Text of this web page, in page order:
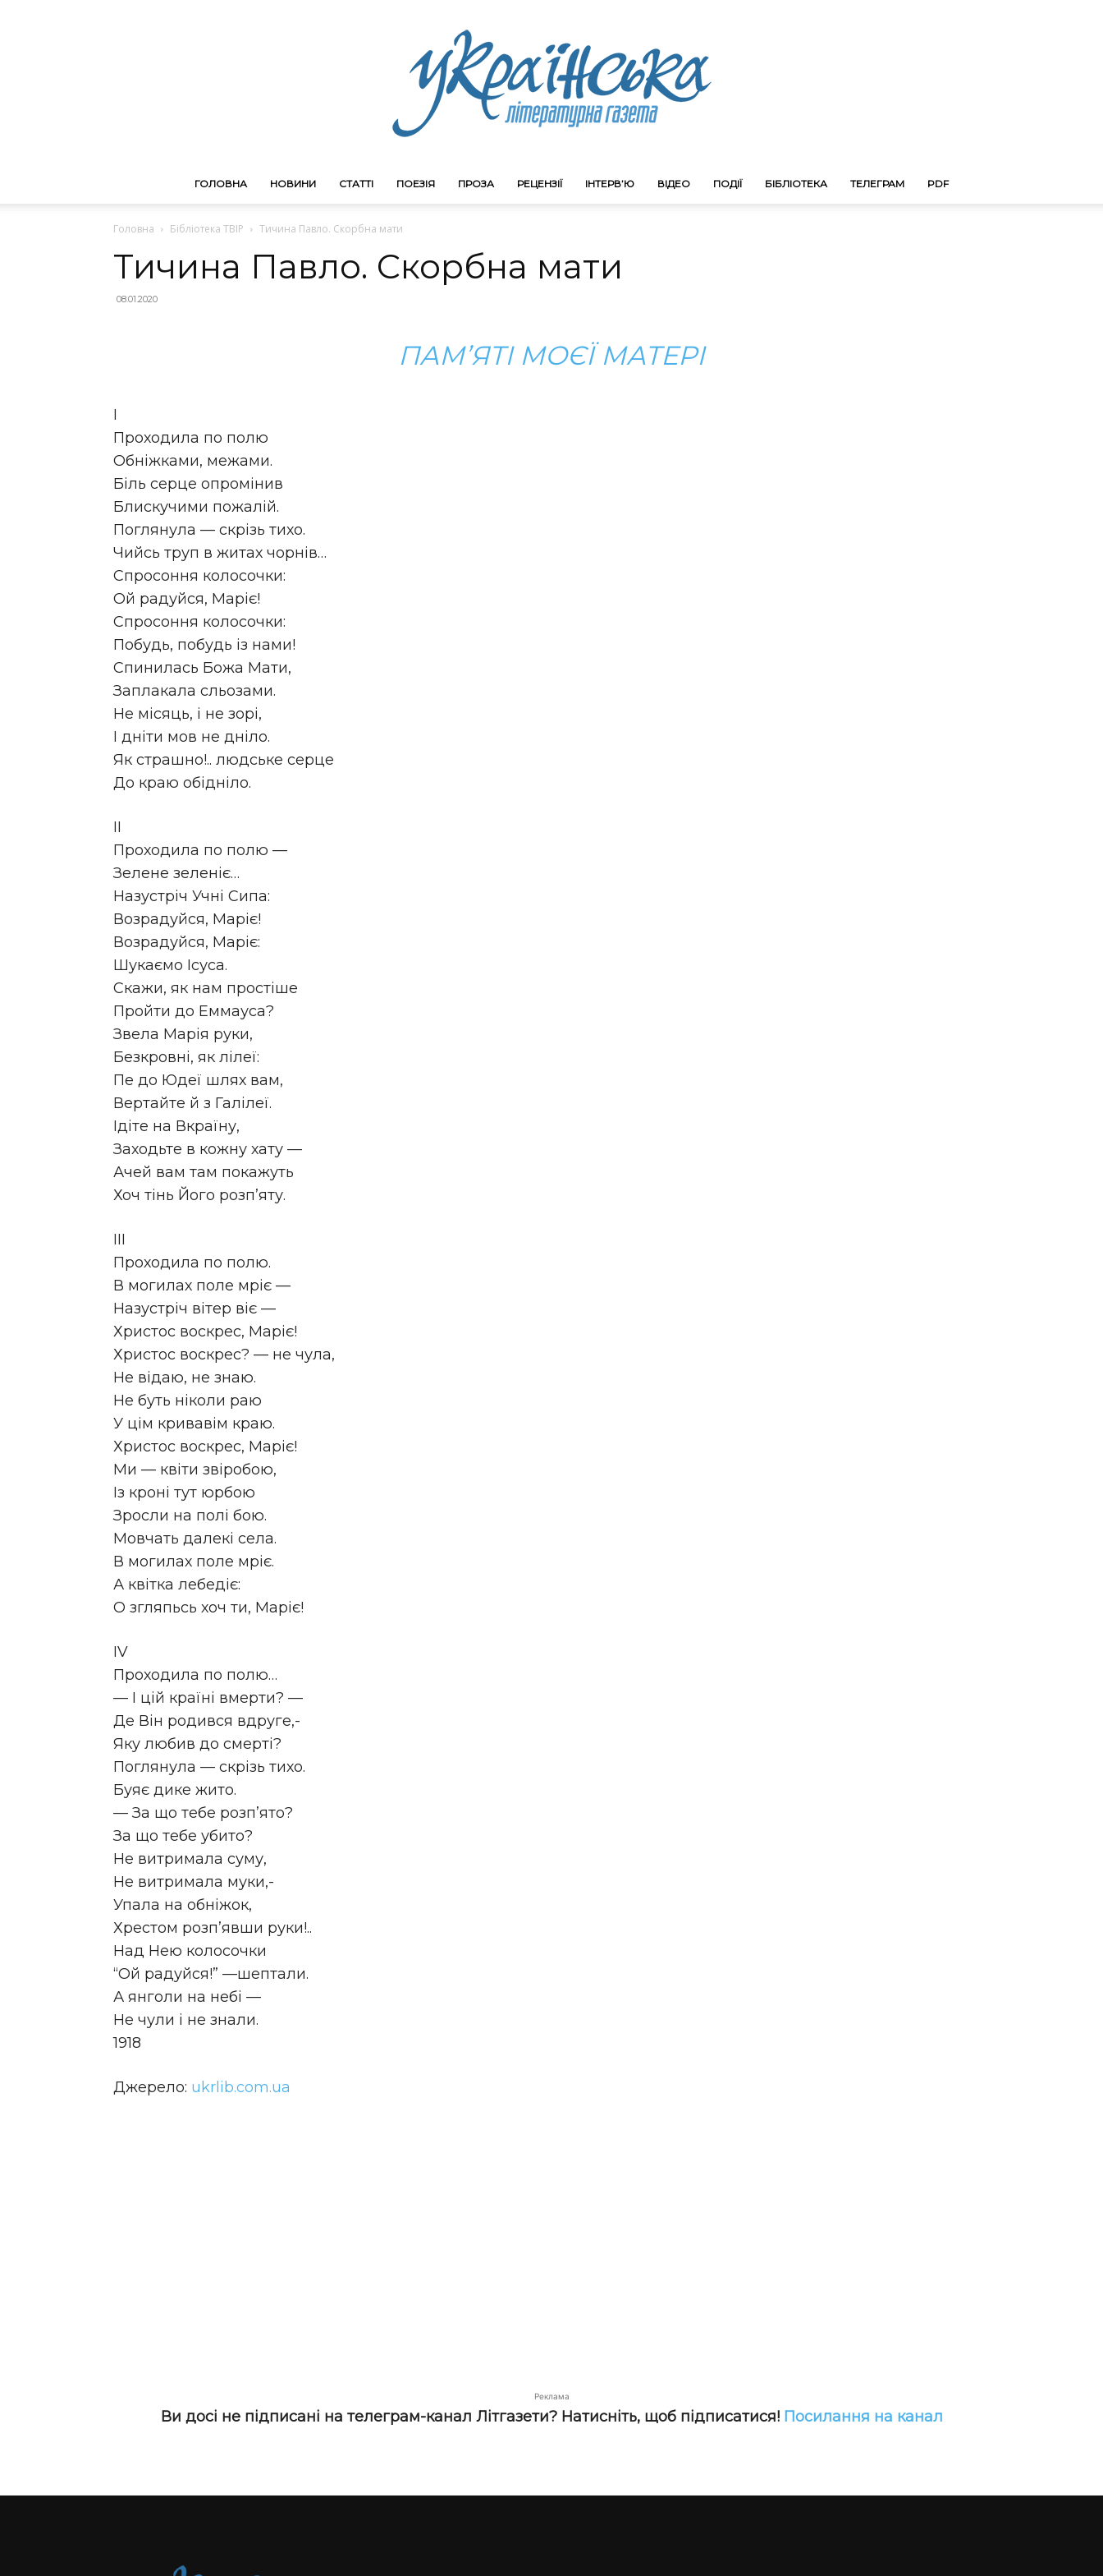
ГОЛОВНА НОВИНИ СТАТТІ ПОЕЗІЯ ПРОЗА РЕЦЕНЗІЇ ІНТЕРВ’Ю ВІДЕО ПОДІЇ БІБЛІОТЕКА ТЕЛЕГРАМ PDF
Головна Бібліотека ТВІР Тичина Павло. Скорбна мати
Тичина Павло. Скорбна мати
08.01.2020
ПАМ’ЯТІ МОЄЇ МАТЕРІ
І
Проходила по полю
Обніжками, межами.
Біль серце опромінив
Блискучими пожалій.
Поглянула — скрізь тихо.
Чийсь труп в житах чорнів…
Спросоння колосочки:
Ой радуйся, Маріє!
Спросоння колосочки:
Побудь, побудь із нами!
Спинилась Божа Мати,
Заплакала сльозами.
Не місяць, і не зорі,
І дніти мов не дніло.
Як страшно!.. людське серце
До краю обідніло.
II
Проходила по полю —
Зелене зеленіє…
Назустріч Учні Сипа:
Возрадуйся, Маріє!
Возрадуйся, Маріє:
Шукаємо Ісуса.
Скажи, як нам простіше
Пройти до Еммауса?
Звела Марія руки,
Безкровні, як лілеї:
Пе до Юдеї шлях вам,
Вертайте й з Галілеї.
Ідіте на Вкраїну,
Заходьте в кожну хату —
Ачей вам там покажуть
Хоч тінь Його розп’яту.
III
Проходила по полю.
В могилах поле мріє —
Назустріч вітер віє —
Христос воскрес, Маріє!
Христос воскрес? — не чула,
Не відаю, не знаю.
Не буть ніколи раю
У цім кривавім краю.
Христос воскрес, Маріє!
Ми — квіти звіробою,
Із кроні тут юрбою
Зросли на полі бою.
Мовчать далекі села.
В могилах поле мріє.
А квітка лебедіє:
О згляпьсь хоч ти, Маріє!
IV
Проходила по полю…
— І цій країні вмерти? —
Де Він родився вдруге,-
Яку любив до смерті?
Поглянула — скрізь тихо.
Буяє дике жито.
— За що тебе розп’ято?
За що тебе убито?
Не витримала суму,
Не витримала муки,-
Упала на обніжок,
Хрестом розп’явши руки!..
Над Нею колосочки
“Ой радуйся!” —шептали.
А янголи на небі —
Не чули і не знали.
1918
Джерело: ukrlib.com.ua
Реклама
Ви досі не підписані на телеграм-канал Літгазети? Натисніть, щоб підписатися! Посилання на канал